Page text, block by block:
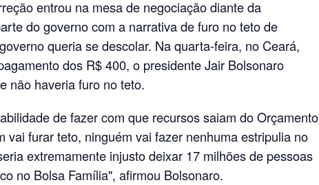
entrou na mesa de negociação diante da
do governo com a narrativa de furo no teto de
queria se descolar. Na quarta-feira, no Ceará,
dos R$ 400, o presidente Jair Bolsonaro
não haveria furo no teto.
de fazer com que recursos saiam do Orçamento
vai furar teto, ninguém vai fazer nenhuma estripulia no
extremamente injusto deixar 17 milhões de pessoas
no Bolsa Família", afirmou Bolsonaro.